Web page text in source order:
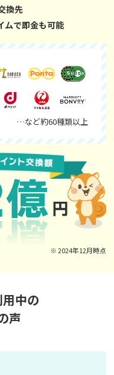
換先
ムで即金も可能
…など約60種類以上
※ 2024年12月時点
中の
声